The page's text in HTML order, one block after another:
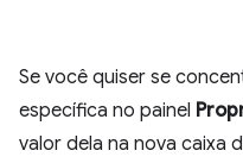
Se você quiser se
específica no painel
valor dela na nova caixa